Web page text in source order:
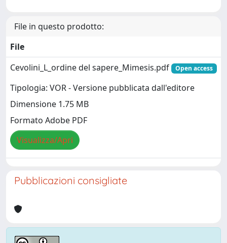
File in questo prodotto:
File
Cevolini_L_ordine del sapere_Mimesis.pdf
Open access
Tipologia: VOR - Versione pubblicata dall'editore
Dimensione 1.75 MB
Formato Adobe PDF
Visualizza/Apri
Pubblicazioni consigliate